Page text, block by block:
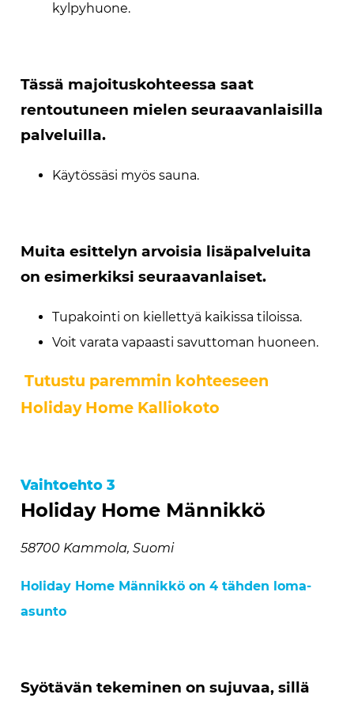
kylpyhuone.
Tässä majoituskohteessa saat
rentoutuneen mielen seuraavanlaisilla
palveluilla.
Käytössäsi myös sauna.
Muita esittelyn arvoisia lisäpalveluita
on esimerkiksi seuraavanlaiset.
Tupakointi on kiellettyä kaikissa tiloissa.
Voit varata vapaasti savuttoman huoneen.
Tutustu paremmin kohteeseen
Holiday Home Kalliokoto
Vaihtoehto 3
Holiday Home Männikkö
58700 Kammola, Suomi
Holiday Home Männikkö on 4 tähden loma-
asunto
Syötävän tekeminen on sujuvaa, sillä